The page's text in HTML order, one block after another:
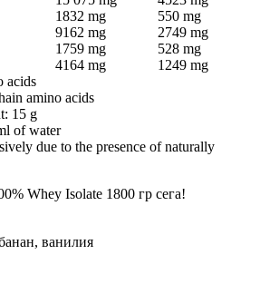
1832 mg
550 mg
9162 mg
2749 mg
1759 mg
528 mg
4164 mg
1249 mg
acids
amino acids
15 g
of water
due to the presence of naturally
Whey Isolate 1800 гр сега!
ванилия